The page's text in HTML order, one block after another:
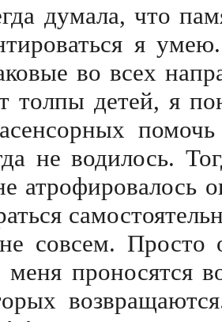
думала, что
я
во всех
толпы детей, я
не водилось.
атрофировалось
совсем. Просто
проносятся